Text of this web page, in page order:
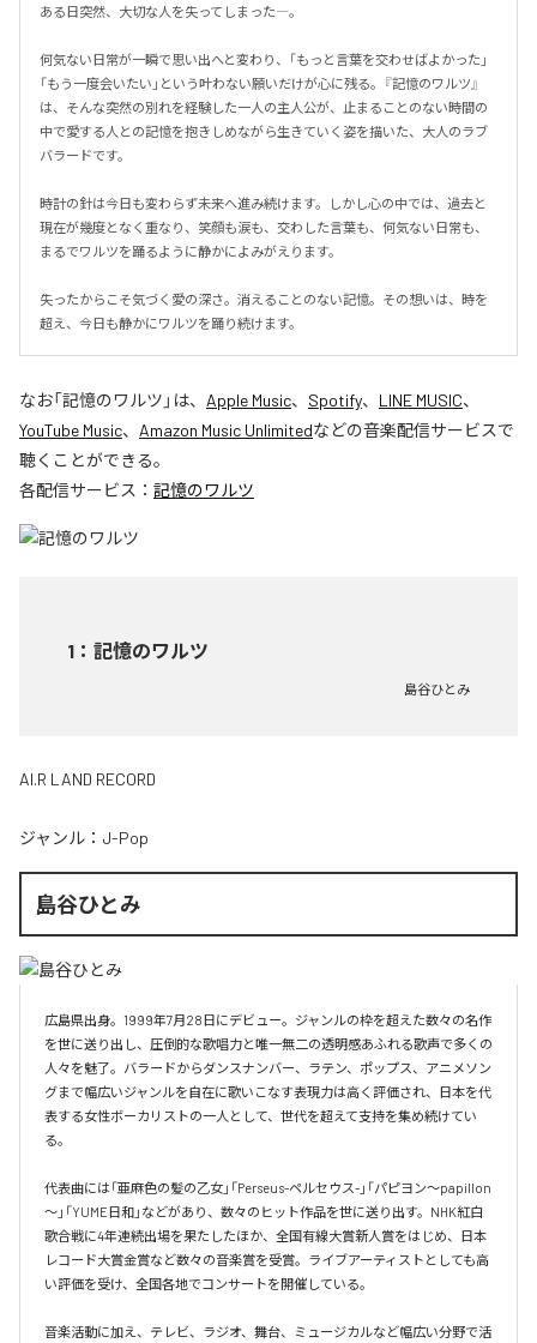
ある日突然、大切な人を失ってしまった―。
何気ない日常が一瞬で思い出へと変わり、「もっと言葉を交わせばよかった」
「もう一度会いたい」という叶わない願いだけが心に残る。『記憶のワルツ』
は、そんな突然の別れを経験した一人の主人公が、止まることのない時間の
中で愛する人との記憶を抱きしめながら生きていく姿を描いた、大人のラブ
バラードです。
時計の針は今日も変わらず未来へ進み続けます。しかし心の中では、過去と
現在が幾度となく重なり、笑顔も涙も、交わした言葉も、何気ない日常も、
まるでワルツを踊るように静かによみがえります。
失ったからこそ気づく愛の深さ。消えることのない記憶。その想いは、時を
超え、今日も静かにワルツを踊り続けます。
なお「記憶のワルツ 」は、 Apple Music、 Spotify、 LINE MUSIC、
YouTube Music、 Amazon Music Unlimitedなどの音楽配信サービスで
聴くことができる。
各配信サービス： 記憶のワルツ
1 ： 記憶のワルツ
島谷ひとみ
AI.R LAND RECORD
ジャンル： J-Pop
島谷ひとみ
広島県出身。1999年7月28日にデビュー。ジャンルの枠を超えた数々の名作
を世に送り出し、圧倒的な歌唱力と唯一無二の透明感あふれる歌声で多くの
人々を魅了。バラードからダンスナンバー、ラテン、ポップス、アニメソン
グまで幅広いジャンルを自在に歌いこなす表現力は高く評価され、日本を代
表する女性ボーカリストの一人として、世代を超えて支持を集め続けてい
る。
代表曲には「亜麻色の髪の乙女」「Perseus-ペルセウス-」「パピヨン～papillon
～」「YUME日和」などがあり、数々のヒット作品を世に送り出す。NHK紅白
歌合戦に4年連続出場を果たしたほか、全国有線大賞新人賞をはじめ、日本
レコード大賞金賞など数々の音楽賞を受賞。ライブアーティストとしても高
い評価を受け、全国各地でコンサートを開催している。
音楽活動に加え、テレビ、ラジオ、舞台、ミュージカルなど幅広い分野で活